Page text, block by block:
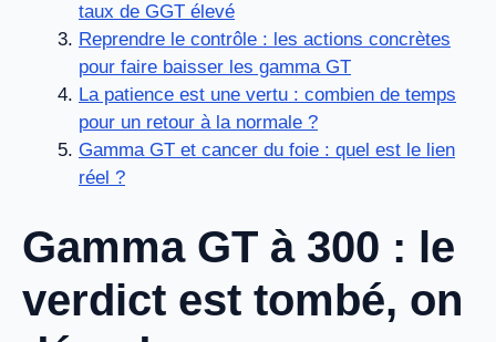
taux de GGT élevé
Reprendre le contrôle : les actions concrètes
pour faire baisser les gamma GT
La patience est une vertu : combien de temps
pour un retour à la normale ?
Gamma GT et cancer du foie : quel est le lien
réel ?
Gamma GT à 300 : le
verdict est tombé, on